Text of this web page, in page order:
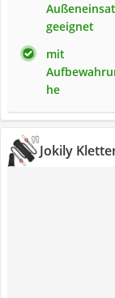
geeignet
mit
he
Jokily